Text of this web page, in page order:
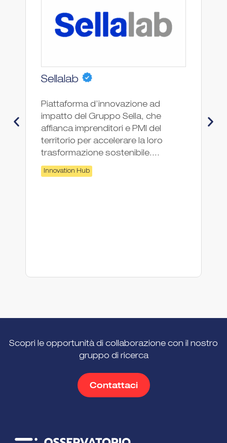
Sellalab
Piattaforma d’innovazione ad
impatto del Gruppo Sella, che
affianca imprenditori e PMI del
territorio per accelerare la loro
trasformazione sostenibile....
Innovation Hub
Scopri le opportunità di collaborazione con il nostro
gruppo di ricerca
Contattaci